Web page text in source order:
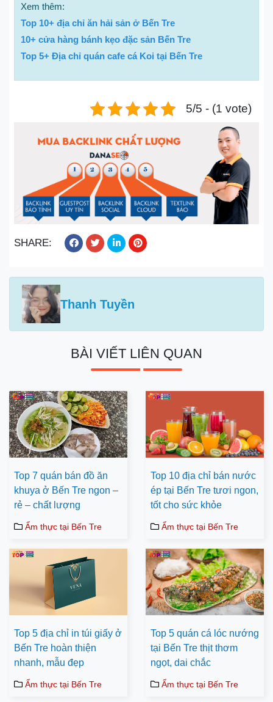
Xem thêm:
Top 10+ địa chỉ ăn hải sản ở Bến Tre
10+ cửa hàng bánh kẹo đặc sản Bến Tre
Top 5+ Địa chỉ quán cafe cá Koi tại Bến Tre
5/5 - (1 vote)
SHARE:
Thanh Tuyền
BÀI VIẾT LIÊN QUAN
Top 7 quán bán đồ ăn
khuya ở Bến Tre ngon –
rẻ – chất lượng
Ẩm thực tại Bến Tre
Top 10 địa chỉ bán nước
ép tại Bến Tre tươi ngon,
tốt cho sức khỏe
Ẩm thực tại Bến Tre
Top 5 địa chỉ in túi giấy ở
Bến Tre hoàn thiện
nhanh, mẫu đẹp
Ẩm thực tại Bến Tre
Top 5 quán cá lóc nướng
tại Bến Tre thịt thơm
ngọt, dai chắc
Ẩm thực tại Bến Tre